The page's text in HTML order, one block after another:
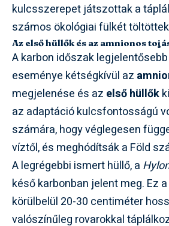
kulcsszerepet játszottak a
számos ökológiai fülkét
Az első hüllők és az amnionos
A karbon időszak
eseménye kétségkívül az
megjelenése és az első hüllők
az adaptáció kulcsfontosságú
számára, hogy véglegesen
víztől, és meghódítsák a Föld
A legrégebbi ismert hüllő, a
késő karbonban jelent meg. Ez
körülbelül 20-30 centiméter
valószínűleg rovarokkal